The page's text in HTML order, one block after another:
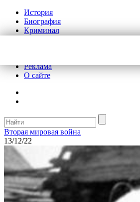
История
Биография
Криминал
Реклама
О сайте
Вторая мировая война
13/12/22